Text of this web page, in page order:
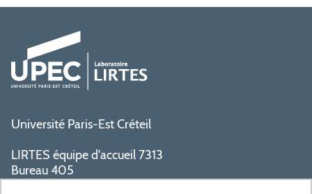
Université Paris-Est Créteil
LIRTES équipe d'accueil 7313
Bureau 405
Bâtiment La Pyramide